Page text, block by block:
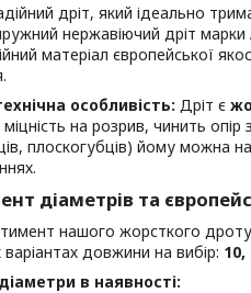
дріт, який ідеально
нержавіючий дріт марки
матеріал європейської
особливість: Дріт є
на розрив, чинить
плоскогубців) йому можна
діаметрів та
нашого жорсткого
довжини на вибір: 10,
в наявності: